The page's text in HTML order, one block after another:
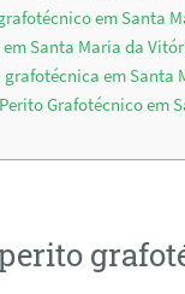
em Santa
Santa Maria da
grafotécnica em Santa
Grafotécnico em